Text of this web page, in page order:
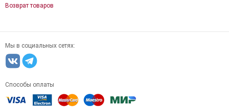
Возврат товаров
Мы в социальных сетях:
Способы оплаты